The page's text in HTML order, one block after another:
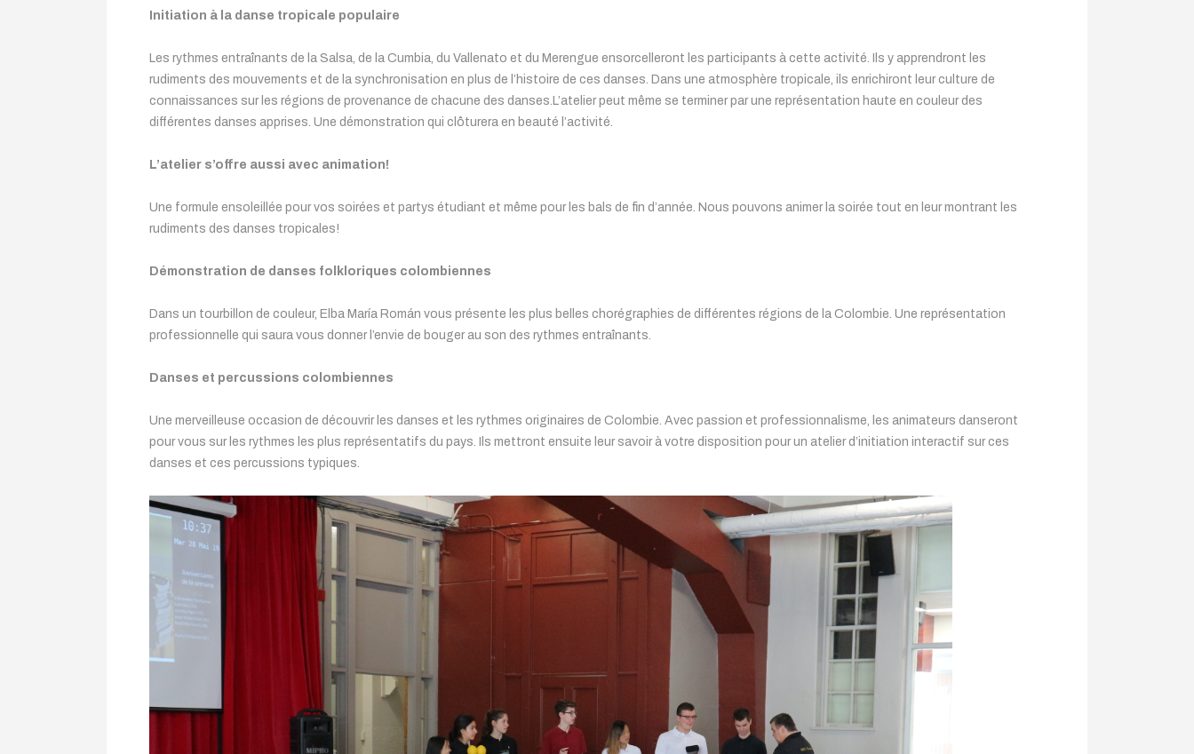
Initiation à la danse tropicale populaire
Les rythmes entraînants de la Salsa, de la Cumbia, du Vallenato et du Merengue ensorcelleront les participants à cette activité. Ils y apprendront les
rudiments des mouvements et de la synchronisation en plus de l’histoire de ces danses. Dans une atmosphère tropicale, ils enrichiront leur culture de
connaissances sur les régions de provenance de chacune des danses.L’atelier peut même se terminer par une représentation haute en couleur des
différentes danses apprises. Une démonstration qui clôturera en beauté l’activité.
L’atelier s’offre aussi avec animation!
Une formule ensoleillée pour vos soirées et partys étudiant et même pour les bals de fin d’année. Nous pouvons animer la soirée tout en leur montrant les
rudiments des danses tropicales!
Démonstration de danses folkloriques colombiennes
Dans un tourbillon de couleur, Elba María Román vous présente les plus belles chorégraphies de différentes régions de la Colombie. Une représentation
professionnelle qui saura vous donner l’envie de bouger au son des rythmes entraînants.
Danses et percussions colombiennes
Une merveilleuse occasion de découvrir les danses et les rythmes originaires de Colombie. Avec passion et professionnalisme, les animateurs danseront
pour vous sur les rythmes les plus représentatifs du pays. Ils mettront ensuite leur savoir à votre disposition pour un atelier d’initiation interactif sur ces
danses et ces percussions typiques.